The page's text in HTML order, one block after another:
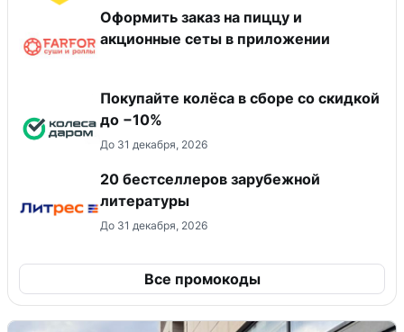
Оформить заказ на пиццу и
акционные сеты в приложении
Покупайте колёса в сборе со скидкой
до −10%
До 31 декабря, 2026
20 бестселлеров зарубежной
литературы
До 31 декабря, 2026
Все промокоды